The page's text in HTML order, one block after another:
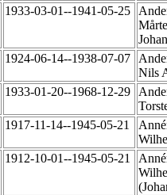
1933-03-01--1941-05-25
1924-06-14--1938-07-07
Nils
1933-01-20--1968-12-29
1917-11-14--1945-05-21
1912-10-01--1945-05-21